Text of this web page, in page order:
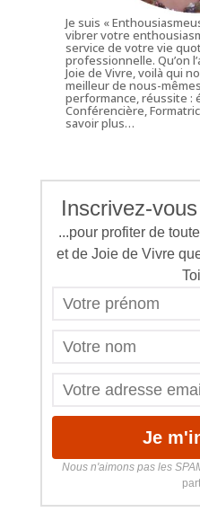
Je suis «
vibrer votre
service de votre vie
professionnelle. Qu’on
Joie de Vivre, voilà qui
meilleur de nous-
performance, réussite :
Conférencière,
savoir plus…
Inscrivez-
...pour profiter de
et de Joie de Vivre
Nous n'aimons pas les